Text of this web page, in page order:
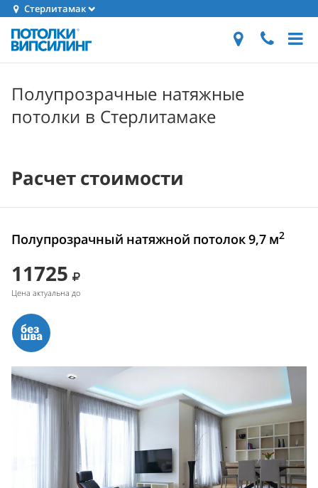
Стерлитамак
Полупрозрачные натяжные
потолки в Стерлитамаке
Расчет стоимости
Полупрозрачный натяжной потолок 9,7 м2
11725
Цена актуальна до